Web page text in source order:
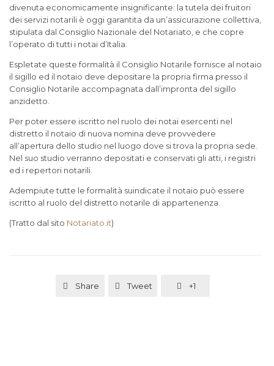
divenuta economicamente insignificante: la tutela dei fruitori
dei servizi notarili è oggi garantita da un’assicurazione collettiva,
stipulata dal Consiglio Nazionale del Notariato, e che copre
l’operato di tutti i notai d’Italia.
Espletate queste formalità il Consiglio Notarile fornisce al notaio
il sigillo ed il notaio deve depositare la propria firma presso il
Consiglio Notarile accompagnata dall’impronta del sigillo
anzidetto.
Per poter essere iscritto nel ruolo dei notai esercenti nel
distretto il notaio di nuova nomina deve provvedere
all’apertura dello studio nel luogo dove si trova la propria sede.
Nel suo studio verranno depositati e conservati gli atti, i registri
ed i repertori notarili.
Adempiute tutte le formalità suindicate il notaio può essere
iscritto al ruolo del distretto notarile di appartenenza.
(Tratto dal sito Notariato.it)
 Share  Tweet  +1